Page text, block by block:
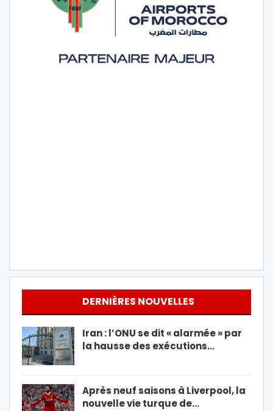
DERNIÈRES NOUVELLES
Iran : l’ONU se dit « alarmée » par
la hausse des exécutions…
Après neuf saisons à Liverpool, la
nouvelle vie turque de…